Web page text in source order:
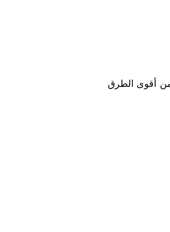
من أقوى الطرق